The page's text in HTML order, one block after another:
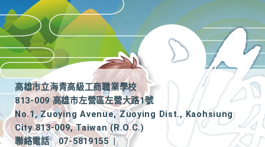
高雄市立海青高級工商職業學校
813-009 高雄市左營區左營大路1號
No.1, Zuoying Avenue, Zuoying Dist., Kaohsiung
City 813-009, Taiwan (R.O.C.)
聯絡電話
07-5819155
|